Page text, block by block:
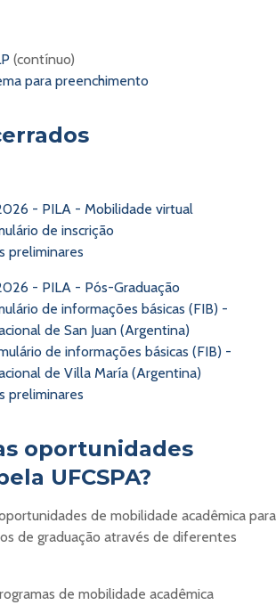
(contínuo)
para preenchimento
- PILA - Mobilidade virtual
de inscrição
preliminares
- PILA - Pós-Graduação
de informações básicas (FIB) -
de San Juan (Argentina)
de informações básicas (FIB) -
de Villa María (Argentina)
preliminares
oportunidades
UFCSPA?
de mobilidade acadêmica para
de graduação através de diferentes
de mobilidade acadêmica